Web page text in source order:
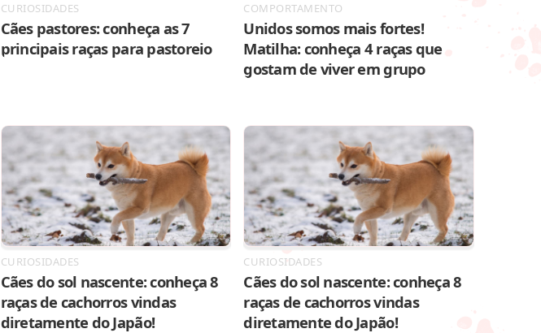
CURIOSIDADES
Cães pastores: conheça as 7
principais raças para pastoreio
COMPORTAMENTO
Unidos somos mais fortes!
Matilha: conheça 4 raças que
gostam de viver em grupo
CURIOSIDADES
Cães do sol nascente: conheça 8
raças de cachorros vindas
diretamente do Japão!
CURIOSIDADES
Cães do sol nascente: conheça 8
raças de cachorros vindas
diretamente do Japão!